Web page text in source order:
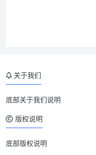
关于我们
底部关于我们说明
版权说明
底部版权说明